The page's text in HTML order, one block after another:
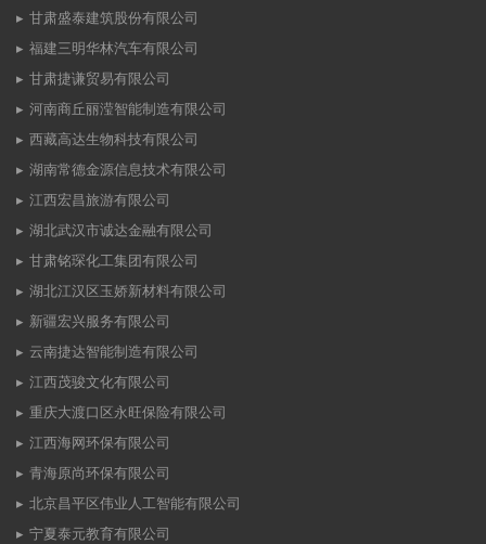
甘肃盛泰建筑股份有限公司
福建三明华林汽车有限公司
甘肃捷谦贸易有限公司
河南商丘丽滢智能制造有限公司
西藏高达生物科技有限公司
湖南常德金源信息技术有限公司
江西宏昌旅游有限公司
湖北武汉市诚达金融有限公司
甘肃铭琛化工集团有限公司
湖北江汉区玉娇新材料有限公司
新疆宏兴服务有限公司
云南捷达智能制造有限公司
江西茂骏文化有限公司
重庆大渡口区永旺保险有限公司
江西海网环保有限公司
青海原尚环保有限公司
北京昌平区伟业人工智能有限公司
宁夏泰元教育有限公司